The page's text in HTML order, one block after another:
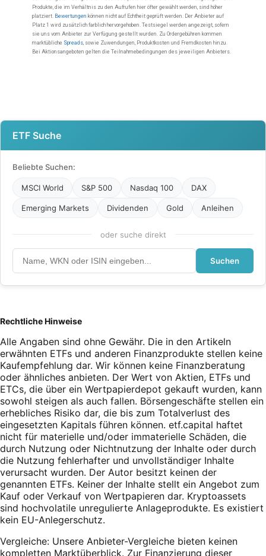
ETF Suche
Beliebte Suchen:
MSCI World S&P 500 Nasdaq 100 DAX
Emerging Markets Dividenden Gold Anleihen
oder suche direkt
Suchen
Rechtliche Hinweise
Alle Angaben sind ohne Gewähr. Die in den Artikeln
erwähnten ETFs und anderen Finanzprodukte stellen keine
Kaufempfehlung dar. Wir können keine Finanzberatung
oder ähnliches anbieten. Der Wert von Aktien, ETFs und
ETCs, die über ein Wertpapierdepot gekauft wurden, kann
sowohl steigen als auch fallen. Börsengeschäfte stellen ein
erhebliches Risiko dar, die bis zum Totalverlust des
eingesetzten Kapitals führen können. etf.capital haftet
nicht für materielle und/oder immaterielle Schäden, die
durch Nutzung oder Nichtnutzung der Inhalte oder durch
die Nutzung fehlerhafter und unvollständiger Inhalte
verursacht wurden. Der Autor besitzt keinen der
genannten ETFs. Keiner der Inhalte stellt ein Angebot zum
Kauf oder Verkauf von Wertpapieren dar. Kryptoassets
sind hochvolatile unregulierte Anlageprodukte. Es existiert
kein EU-Anlegerschutz.
Vergleiche: Unsere Anbieter-Vergleiche bieten keinen
kompletten Marktüberblick. Zur Finanzierung dieser